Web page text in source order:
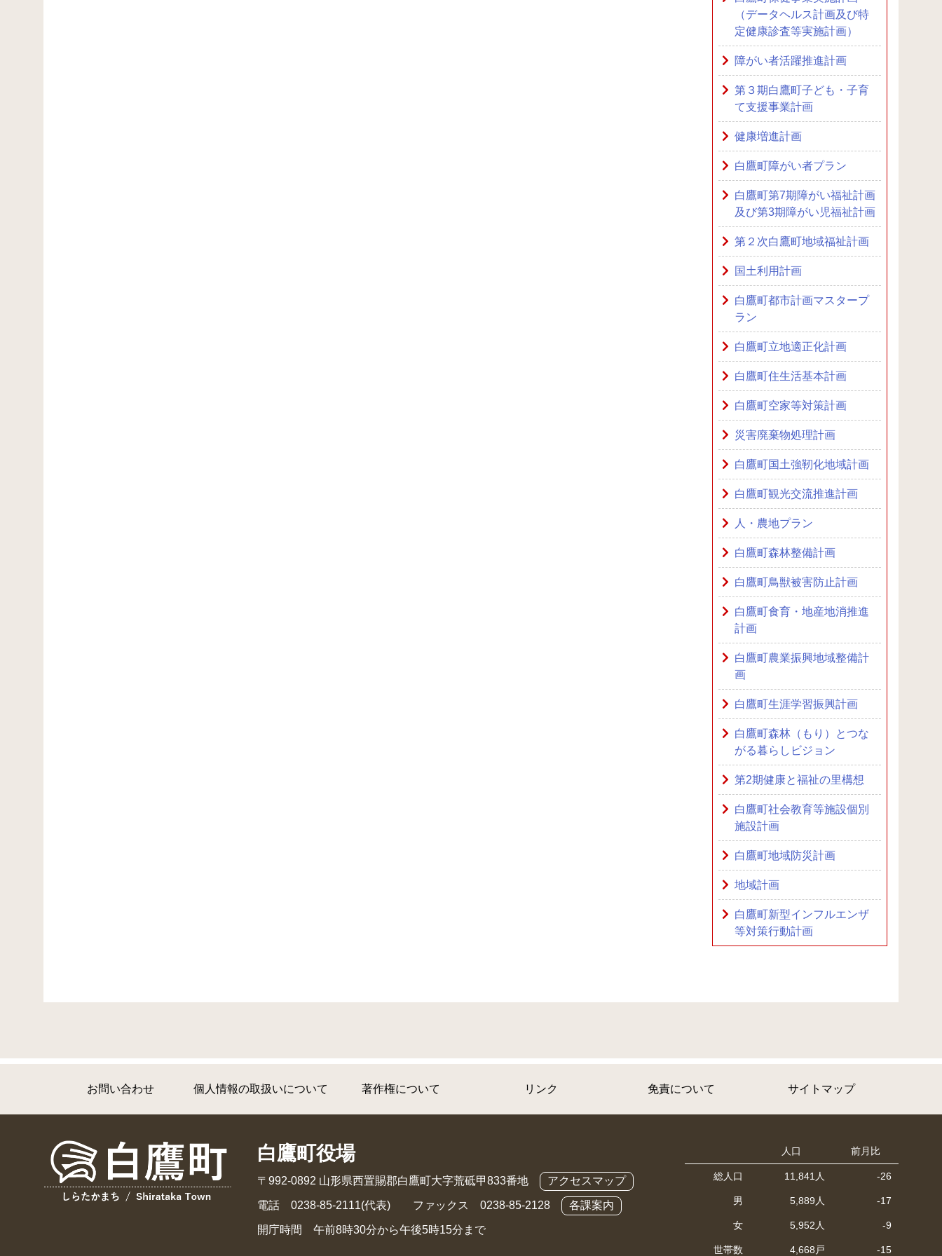
（データヘルス計画及び特
定健康診査等実施計画）
障がい者活躍推進計画
第３期白鷹町子ども・子育
て支援事業計画
健康増進計画
白鷹町障がい者プラン
白鷹町第7期障がい福祉計画
及び第3期障がい児福祉計画
第２次白鷹町地域福祉計画
国土利用計画
白鷹町都市計画マスタープ
ラン
白鷹町立地適正化計画
白鷹町住生活基本計画
白鷹町空家等対策計画
災害廃棄物処理計画
白鷹町国土強靭化地域計画
白鷹町観光交流推進計画
人・農地プラン
白鷹町森林整備計画
白鷹町鳥獣被害防止計画
白鷹町食育・地産地消推進
計画
白鷹町農業振興地域整備計
画
白鷹町生涯学習振興計画
白鷹町森林（もり）とつな
がる暮らしビジョン
第2期健康と福祉の里構想
白鷹町社会教育等施設個別
施設計画
白鷹町地域防災計画
地域計画
白鷹町新型インフルエンザ
等対策行動計画
お問い合わせ 個人情報の取扱いについて 著作権について リンク 免責について サイトマップ
白鷹町役場
〒992-0892 山形県西置賜郡白鷹町大字荒砥甲833番地 アクセスマップ
電話 0238-85-2111(代表) ファックス 0238-85-2128 各課案内
開庁時間 午前8時30分から午後5時15分まで
人口 前月比
総人口 11,841人 -26
男 5,889人 -17
女 5,952人 -9
世帯数 4,668戸 -15